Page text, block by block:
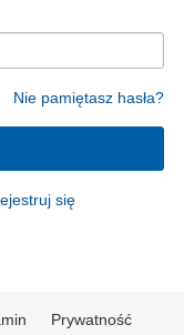
Nie pamiętasz hasła?
się
Prywatność